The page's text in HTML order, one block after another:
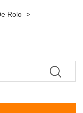
Rolo >